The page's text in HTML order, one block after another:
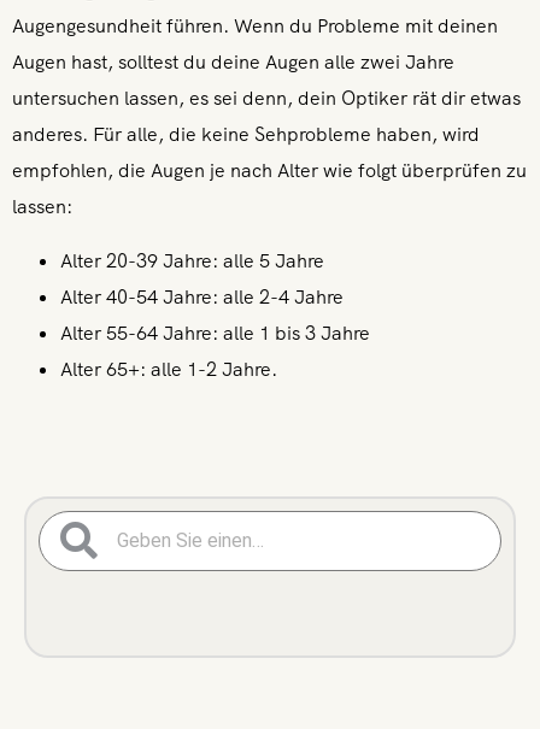
Augengesundheit führen. Wenn du Probleme mit deinen
Augen hast, solltest du deine Augen alle zwei Jahre
untersuchen lassen, es sei denn, dein Optiker rät dir etwas
anderes. Für alle, die keine Sehprobleme haben, wird
empfohlen, die Augen je nach Alter wie folgt überprüfen zu
lassen:
Alter 20-39 Jahre: alle 5 Jahre
Alter 40-54 Jahre: alle 2-4 Jahre
Alter 55-64 Jahre: alle 1 bis 3 Jahre
Alter 65+: alle 1-2 Jahre.